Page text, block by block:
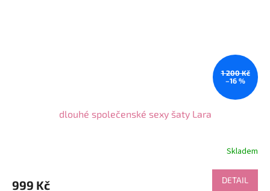
1 200 Kč
–16 %
dlouhé společenské sexy šaty Lara
Skladem
999 Kč DETAIL